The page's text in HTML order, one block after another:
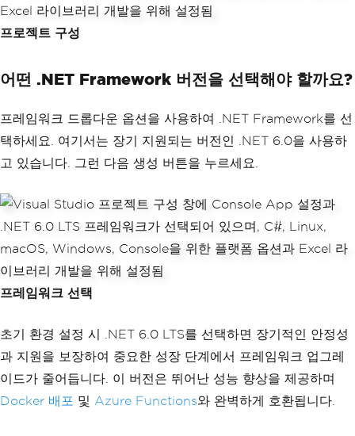
프로젝트 구성
어떤 .NET Framework 버전을 선택해야 할까요?
프레임워크 드롭다운 옵션을 사용하여 .NET Framework를 선
택하세요. 여기서는 장기 지원되는 버전인 .NET 6.0을 사용하
고 있습니다. 그런 다음 생성 버튼을 누르세요.
프레임워크 선택
초기 환경 설정 시 .NET 6.0 LTS를 선택하면 장기적인 안정성
과 지원을 보장하여 중요한 성장 단계에서 프레임워크 업그레
이드가 줄어듭니다. 이 버전은 뛰어난 성능 향상을 제공하며
Docker 배포 및 Azure Functions와 완벽하게 호환됩니다.